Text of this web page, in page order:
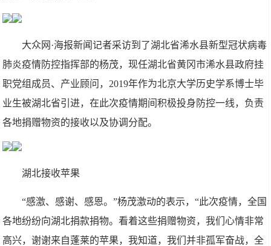
大众网·海报新闻记者采访到了湖北省浠水县新型冠状病毒
肺炎疫情防控指挥部的杨茂，现任湖北省黄冈市浠水县政府挂
职党组成员、产业顾问，2019年作为北京大学历史学系博士毕
业生被湖北省引进，在此次疫情期间积极投身防控一线，负责
各地捐赠物资的接收以及协调分配。
湖北接收苹果
“感激、感谢、感恩。”杨茂激动的表示，“此次疫情，全国
各地纷纷向湖北捐款捐物。看着这些捐赠物资，我们心情非常
高兴，谢谢来自蓬莱的苹果，我知道，我们并非孤军奋战，全